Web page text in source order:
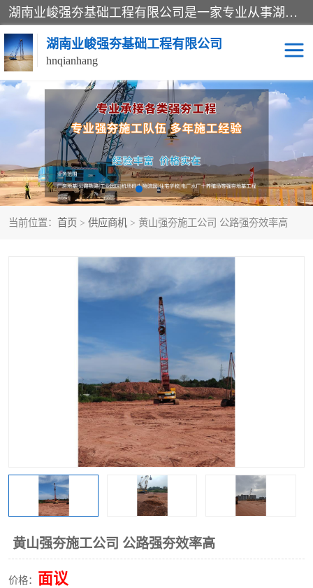
湖南业峻强夯基础工程有限公司是一家专业从事湖南强夯基础工程、强夯机租赁，地基处理的施工单位。业务覆盖：湖南、广东，江西等地。可承接1000KN.m-25000KN.m强夯（置换）工程。公司创始人是国内较早期从事强夯施工的建设者，经过多年的一步一个脚印的发展，在行业内具有较高的度和良好的口碑。
湖南业峻强夯基础工程有限公司
hnqianhang
当前位置： 首页 > 供应商机 > 黄山强夯施工公司 公路强夯效率高
黄山强夯施工公司 公路强夯效率高
价格： 面议
强夯施工案例 强夯机租赁
强夯施工工程 强夯施工队伍
强夯队伍